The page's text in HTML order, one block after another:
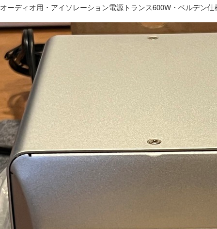
オーディオ用・アイソレーション電源トランス600W・ベルデン仕